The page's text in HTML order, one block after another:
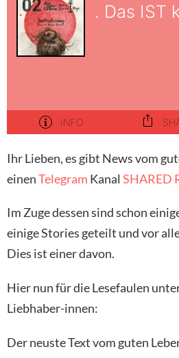
Ihr Lieben, es gibt News vom
einenTelegram Kanal SHARED
Im Zuge dessen sind schon
einige Stories geteilt und vor
Dies ist einer davon.
Hier nun für die Lesefaulen
Liebhaber-innen:
Der neuste Text vom guten